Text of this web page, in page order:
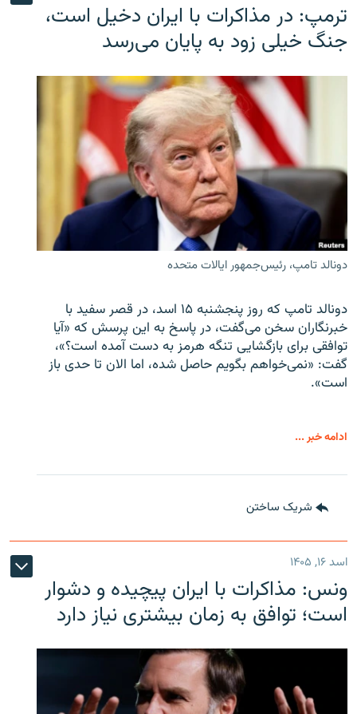
ترمپ: در مذاکرات با ایران دخیل است،
جنگ خیلی زود به پایان می‌رسد
دونالد تامپ، رئیس‌جمهور ایالات متحده
دونالد تامپ که روز پنجشنبه ۱۵ اسد، در قصر سفید با
خبرنگاران سخن می‌گفت، در پاسخ به این پرسش که «آیا
توافقی برای بازگشایی تنگه هرمز به دست آمده است؟»،
گفت: «نمی‌خواهم بگویم حاصل شده، اما الان تا حدی باز
است».
ادامه خبر ...
شریک ساختن
اسد ۱۶, ۱۴۰۵
ونس: مذاکرات با ایران پیچیده و دشوار
است؛ توافق به زمان بیشتری نیاز دارد